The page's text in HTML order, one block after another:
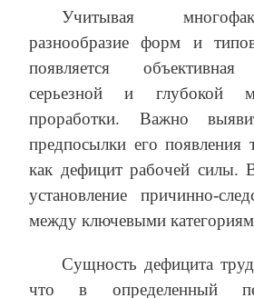
Учитывая
разнообразие форм и
появляется объективная
серьезной и глубокой
проработки. Важно
предпосылки его появления
как дефицит рабочей силы.
установление причинно-
между ключевыми
Сущность дефицита
что в определенный